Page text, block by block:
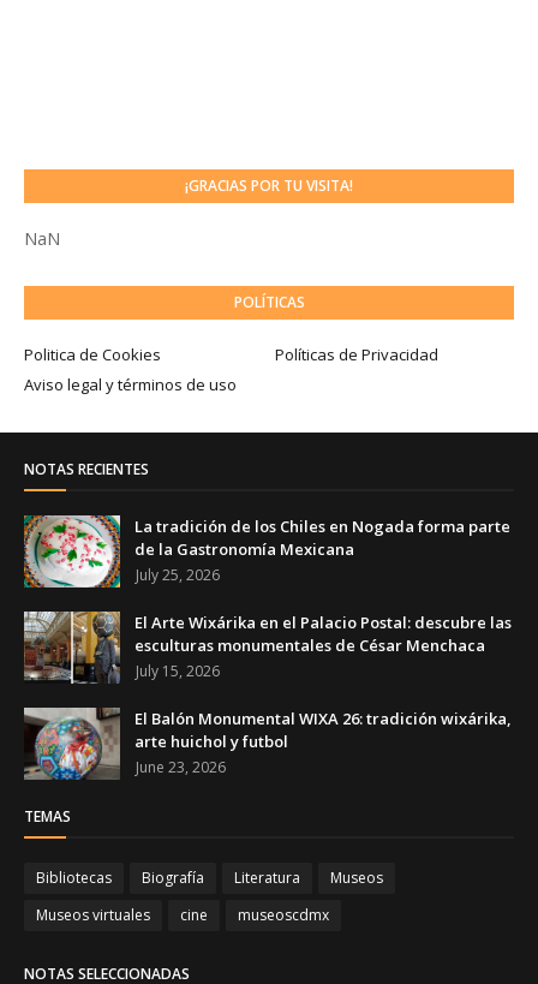
¡GRACIAS POR TU VISITA!
NaN
POLÍTICAS
Politica de Cookies
Políticas de Privacidad
Aviso legal y términos de uso
NOTAS RECIENTES
La tradición de los Chiles en Nogada forma parte
de la Gastronomía Mexicana
July 25, 2026
El Arte Wixárika en el Palacio Postal: descubre las
esculturas monumentales de César Menchaca
July 15, 2026
El Balón Monumental WIXA 26: tradición wixárika,
arte huichol y futbol
June 23, 2026
TEMAS
Bibliotecas Biografía Literatura
Museos
Museos virtuales
cine museoscdmx
NOTAS SELECCIONADAS